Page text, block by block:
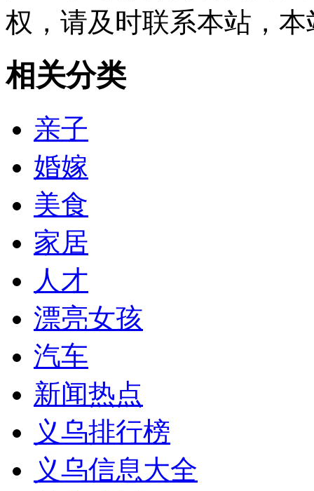
权，请及时联系本站，
相关分类
亲子
婚嫁
美食
家居
人才
漂亮女孩
汽车
新闻热点
义乌排行榜
义乌信息大全